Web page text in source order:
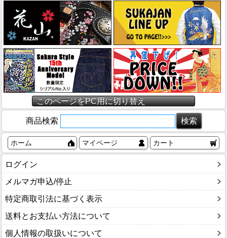
このページをPC用に切り替え
商品検索
ホーム マイページ カート
ログイン
メルマガ申込/停止
特定商取引法に基づく表示
送料とお支払い方法について
個人情報の取扱いについて